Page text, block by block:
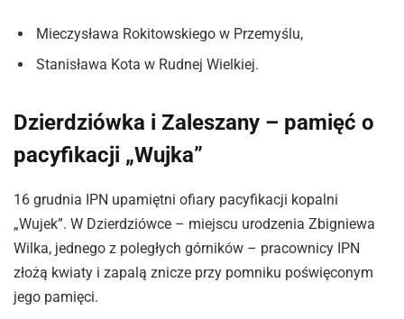
Mieczysława Rokitowskiego w Przemyślu,
Stanisława Kota w Rudnej Wielkiej.
Dzierdziówka i Zaleszany – pamięć o
pacyfikacji „Wujka”
16 grudnia IPN upamiętni ofiary pacyfikacji kopalni
„Wujek”. W Dzierdziówce – miejscu urodzenia Zbigniewa
Wilka, jednego z poległych górników – pracownicy IPN
złożą kwiaty i zapalą znicze przy pomniku poświęconym
jego pamięci.